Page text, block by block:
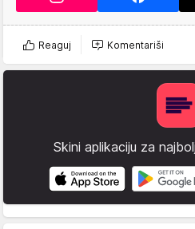
Reaguj Komentariši
Skini aplikaciju za